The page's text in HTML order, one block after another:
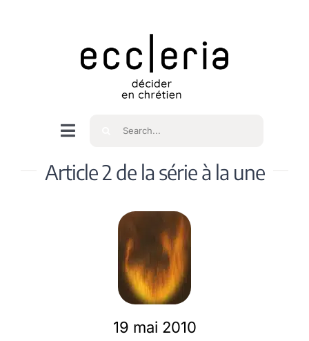
Navigation
bascule
Accueil
Qui sommes nous ?
Rechercher
Article 2 de la série à la une
19 mai 2010